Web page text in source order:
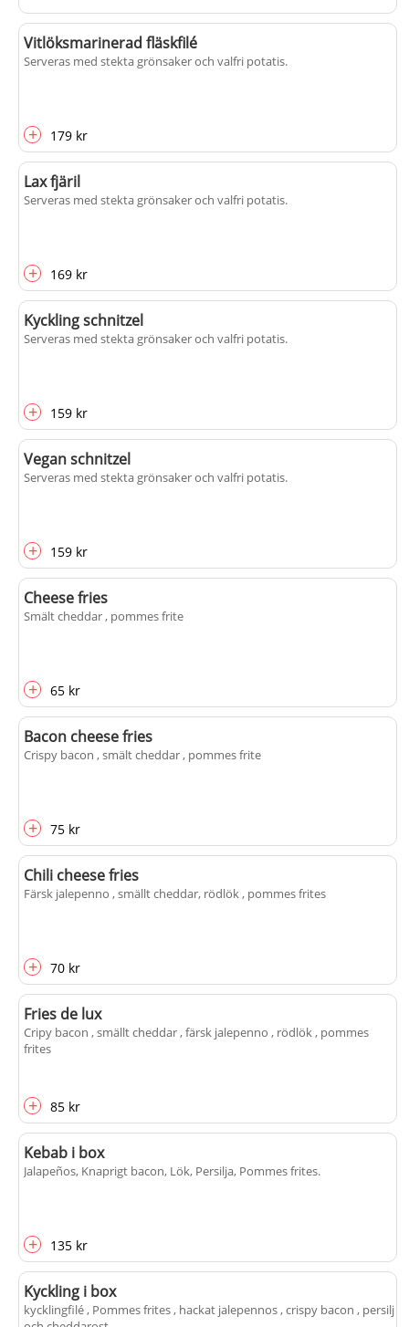
+ 179 kr
Vitlöksmarinerad fläskfilé
Serveras med stekta grönsaker och valfri potatis.
+ 179 kr
Lax fjäril
Serveras med stekta grönsaker och valfri potatis.
+ 169 kr
Kyckling schnitzel
Serveras med stekta grönsaker och valfri potatis.
+ 159 kr
Vegan schnitzel
Serveras med stekta grönsaker och valfri potatis.
+ 159 kr
Cheese fries
Smält cheddar , pommes frite
+ 65 kr
Bacon cheese fries
Crispy bacon , smält cheddar , pommes frite
+ 75 kr
Chili cheese fries
Färsk jalepenno , smällt cheddar, rödlök , pommes frites
+ 70 kr
Fries de lux
Cripy bacon , smällt cheddar , färsk jalepenno , rödlök , pommes
frites
+ 85 kr
Kebab i box
Jalapeños, Knaprigt bacon, Lök, Persilja, Pommes frites.
+ 135 kr
Kyckling i box
kycklingfilé , Pommes frites , hackat jalepennos , crispy bacon , persilj